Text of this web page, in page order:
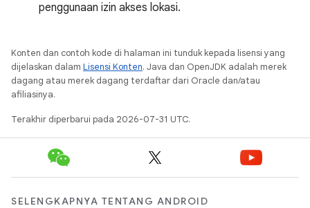
penggunaan izin akses lokasi.
Konten dan contoh kode di halaman ini tunduk kepada lisensi yang
dijelaskan dalam Lisensi Konten. Java dan OpenJDK adalah merek
dagang atau merek dagang terdaftar dari Oracle dan/atau
afiliasinya.
Terakhir diperbarui pada 2026-07-31 UTC.
SELENGKAPNYA TENTANG ANDROID